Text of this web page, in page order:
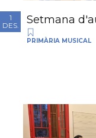
1
DES.
Setmana
PRIMÀRIA MUSICAL